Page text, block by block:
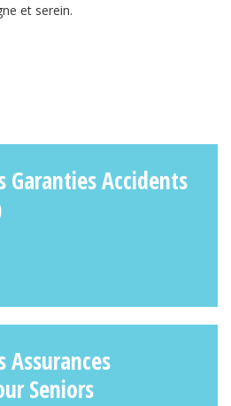
et serein.
Garanties Accidents
Assurances
Seniors